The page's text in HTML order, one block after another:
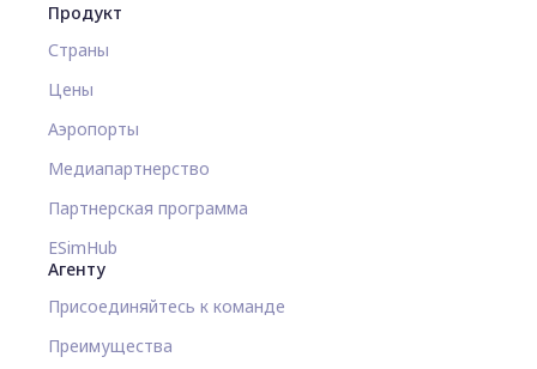
Продукт
Страны
Цены
Аэропорты
Медиапартнерство
Партнерская программа
ESimHub
Агенту
Присоединяйтесь к команде
Преимущества